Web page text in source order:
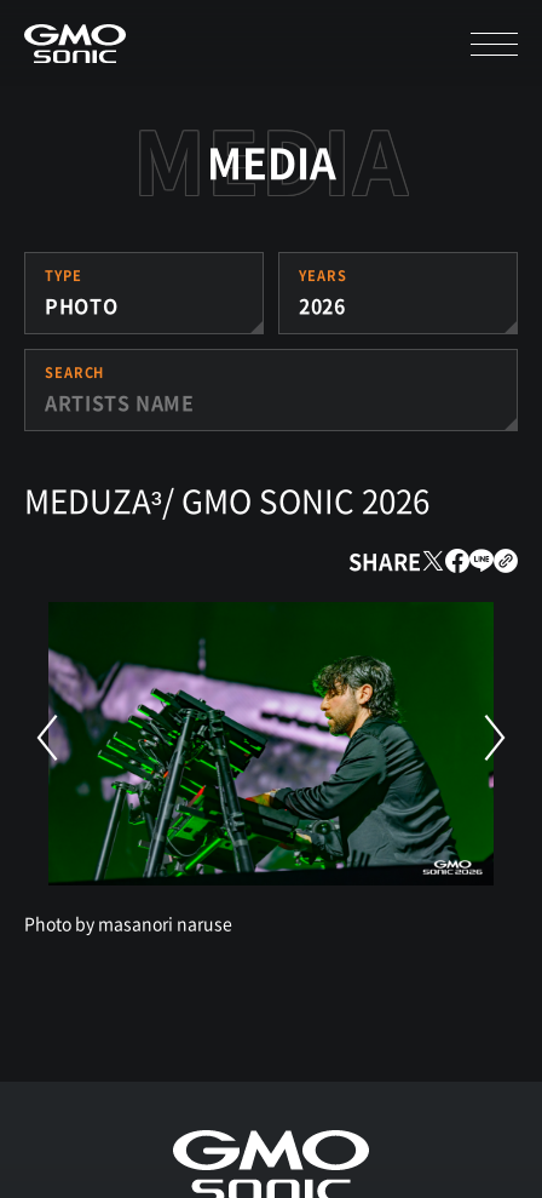
MEDIA
TYPE
PHOTO
YEARS
2026
SEARCH
MEDUZA³/ GMO SONIC 2026
SHARE
Photo by masanori naruse